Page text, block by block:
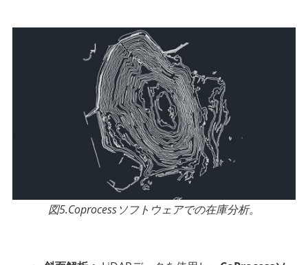
図5.Coprocessソフトウェアでの在庫分析。